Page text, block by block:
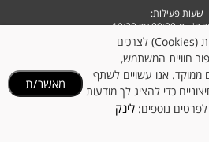
שעות פעילות:
עד 19:30
מ-9:00 עד 14:30
האתר עושה שימוש בקובצי עוגיות (Cookies) לצרכים
חוויית המשתמש,
ממוקד. אנו עשויים לשתף
כדי להציג לך מודעות
לפרטים נוספים: לינק
מאשר/ת